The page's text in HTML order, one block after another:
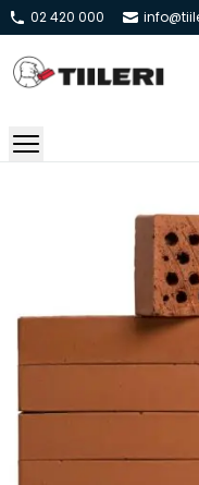
02 420 000
Varaavat takat
Pönttö -ja
Leivin -ja
Grillit ja